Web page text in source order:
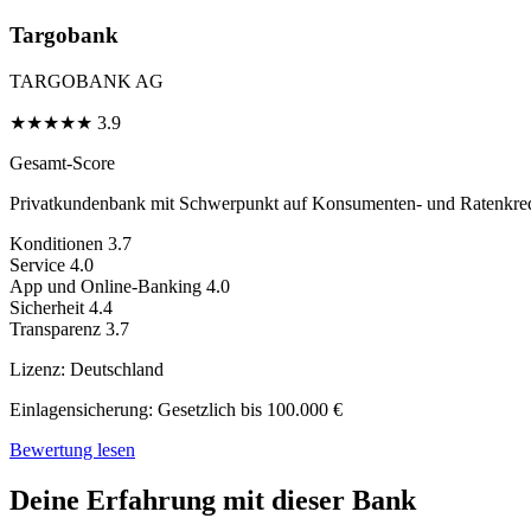
Targobank
TARGOBANK AG
★★★★★ 3.9
Gesamt-Score
Privatkundenbank mit Schwerpunkt auf Konsumenten- und
Konditionen 3.7
Service 4.0
App und Online-Banking 4.0
Sicherheit 4.4
Transparenz 3.7
Lizenz: Deutschland
Einlagensicherung: Gesetzlich bis 100.000 €
Bewertung lesen
Deine Erfahrung mit dieser Bank